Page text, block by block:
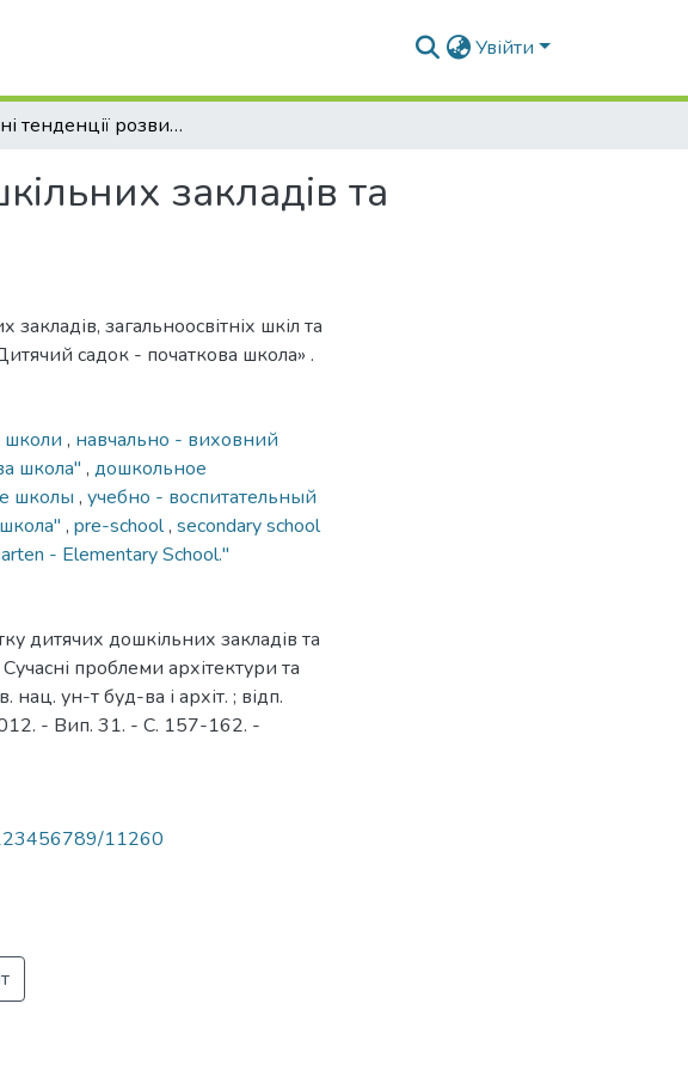
Увійти
Сучасні тенденції розвитку дитячих дошкільних закладів та загальноосвітніх шкіл
закладів та
загальноосвітніх шкіл та
садок - початкова школа» .
школи , навчально - виховний
школа" , дошкольное
школы , учебно - воспитательный
, pre-school, secondary school
- Elementary School."
дитячих дошкільних закладів та
проблеми архітектури та
нац. ун-т буд-ва і архіт. ; відп.
- Вип. 31. - С. 157-162. -
11260